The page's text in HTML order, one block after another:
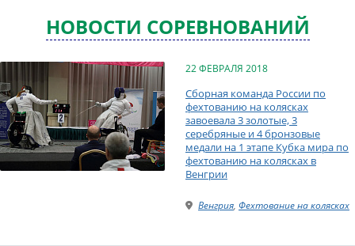
НОВОСТИ СОРЕВНОВАНИЙ
22 ФЕВРАЛЯ 2018
Сборная команда России по
фехтованию на колясках
завоевала 3 золотые, 3
серебряные и 4 бронзовые
медали на 1 этапе Кубка мира по
фехтованию на колясках в
Венгрии
Венгрия, Фехтование на колясках